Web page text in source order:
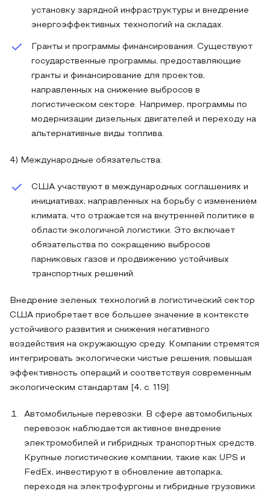
установку зарядной инфраструктуры и внедрение
энергоэффективных технологий на складах.
Гранты и программы финансирования. Существуют
государственные программы, предоставляющие
гранты и финансирование для проектов,
направленных на снижение выбросов в
логистическом секторе. Например, программы по
модернизации дизельных двигателей и переходу на
альтернативные виды топлива.
4) Международные обязательства:
США участвуют в международных соглашениях и
инициативах, направленных на борьбу с изменением
климата, что отражается на внутренней политике в
области экологичной логистики. Это включает
обязательства по сокращению выбросов
парниковых газов и продвижению устойчивых
транспортных решений.
Внедрение зеленых технологий в логистический сектор
США приобретает все большее значение в контексте
устойчивого развития и снижения негативного
воздействия на окружающую среду. Компании стремятся
интегрировать экологически чистые решения, повышая
эффективность операций и соответствуя современным
экологическим стандартам [4, с. 119]:
Автомобильные перевозки. В сфере автомобильных
перевозок наблюдается активное внедрение
электромобилей и гибридных транспортных средств.
Крупные логистические компании, такие как UPS и
FedEx, инвестируют в обновление автопарка,
переходя на электрофургоны и гибридные грузовики.